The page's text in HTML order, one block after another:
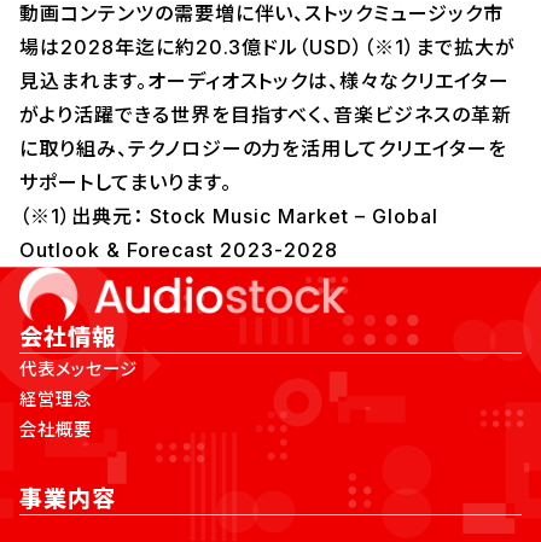
動画コンテンツの需要増に伴い、ストックミュージック市
場は2028年迄に約20.3億ドル（USD）（※1）まで拡大が
見込まれます。オーディオストックは、様々なクリエイター
がより活躍できる世界を目指すべく、音楽ビジネスの革新
に取り組み、テクノロジーの力を活用してクリエイターを
サポートしてまいります。
（※1）出典元： Stock Music Market – Global
Outlook & Forecast 2023-2028
会社情報
代表メッセージ
経営理念
会社概要
事業内容